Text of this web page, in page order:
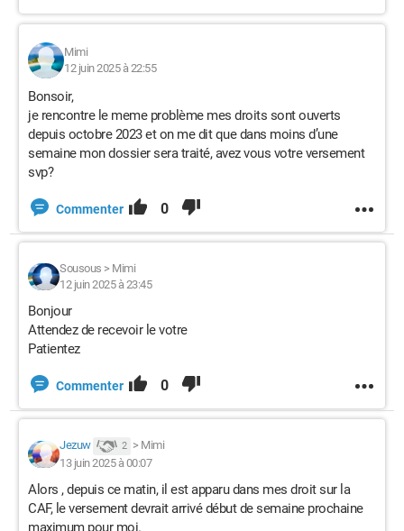
Mimi
12 juin 2025 à 22:55
Bonsoir,
je rencontre le meme problème mes droits sont ouverts
depuis octobre 2023 et on me dit que dans moins d’une
semaine mon dossier sera traité, avez vous votre versement
svp?
Commenter 0
Sousous > Mimi
12 juin 2025 à 23:45
Bonjour
Attendez de recevoir le votre
Patientez
Commenter 0
Jezuw 2 > Mimi
13 juin 2025 à 00:07
Alors , depuis ce matin, il est apparu dans mes droit sur la
CAF, le versement devrait arrivé début de semaine prochaine
maximum pour moi.